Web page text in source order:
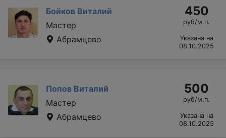
Бойков Виталий
Мастер
Абрамцево
450
руб/м.п.
Указана на
08.10.2025
Попов Виталий
Мастер
Абрамцево
500
руб/м.п.
Указана на
08.10.2025